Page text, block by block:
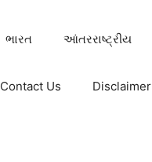
ભારત આંતરરાષ્ટ્રીય
Contact Us Disclaimer